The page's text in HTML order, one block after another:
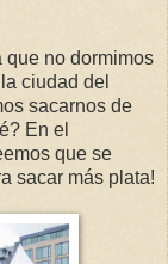
que no dormimos
ciudad del
sacarnos de
En el
que se
sacar más plata!